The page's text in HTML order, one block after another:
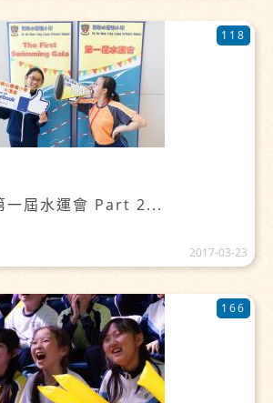
屆水運會 Part 2...
118
2017-03-23
166